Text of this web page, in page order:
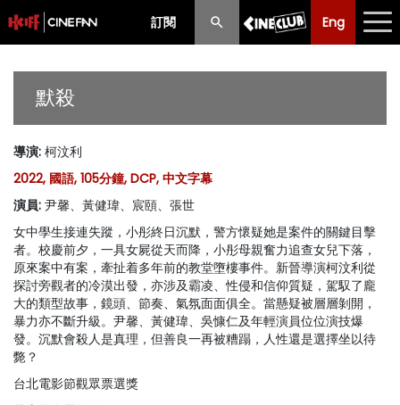
訂閱 Eng
Eng 中文
節目
購票須知
優惠計劃
前期節目
默殺
導演: 柯汶利
2022, 國語, 105分鐘, DCP, 中文字幕
演員: 尹馨、黃健瑋、宸頤、張世
女中學生接連失蹤，小彤終日沉默，警方懷疑她是案件的關鍵目擊
者。校慶前夕，一具女屍從天而降，小彤母親奮力追查女兒下落，
原來案中有案，牽扯着多年前的教堂墮樓事件。新晉導演柯汶利從
探討旁觀者的冷漠出發，亦涉及霸凌、性侵和信仰質疑，駕馭了龐
大的類型故事，鏡頭、節奏、氣氛面面俱全。當懸疑被層層剝開，
暴力亦不斷升級。尹馨、黃健瑋、吳慷仁及年輕演員位位演技爆
發。沉默會殺人是真理，但善良一再被糟蹋，人性還是選擇坐以待
斃？
台北電影節觀眾票選獎